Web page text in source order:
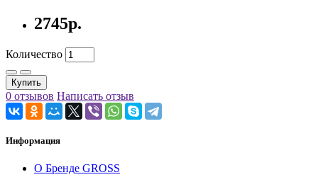
2745р.
Количество
Купить
0 отзывов Написать отзыв
Информация
О Бренде GROSS